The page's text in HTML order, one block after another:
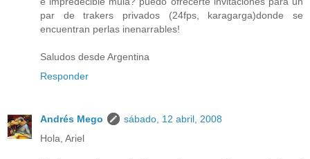
par de trakers privados (24fps, karagarga)donde se
encuentran perlas inenarrables!
Saludos desde Argentina
Responder
Andrés Mego
sábado, 12 abril, 2008
Hola, Ariel